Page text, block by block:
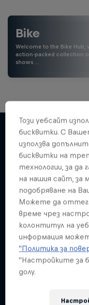
Bike
Welcome to the Bike Hub,
action-packed collection
shows …
Подобни
Този уебсайт
бисквитки. С
използва
бисквитки на
технологии, за да
на нашия сайт, за
подобряване на
Можете да
време чрез
колонтитул на
информация
"Политика за
"Настройките за
долу.